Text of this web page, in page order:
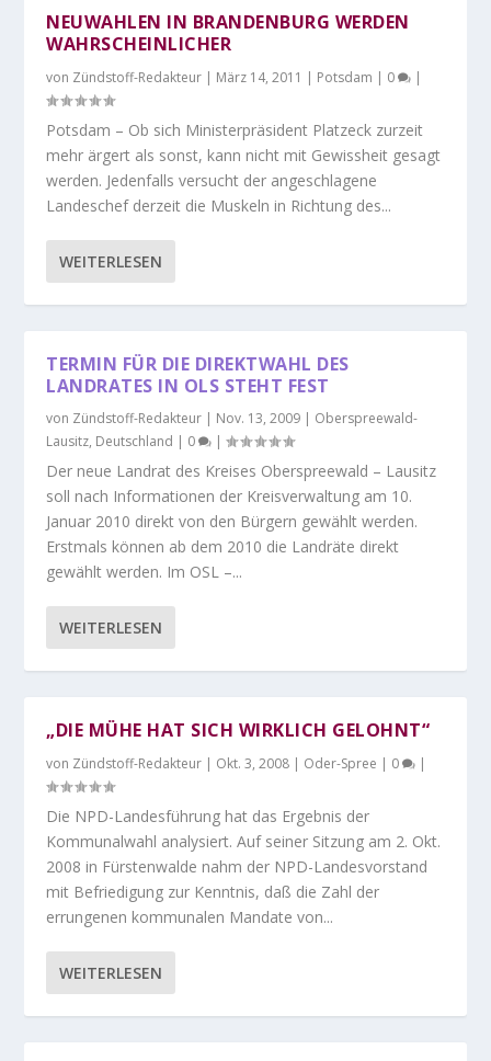
NEUWAHLEN IN BRANDENBURG WERDEN
WAHRSCHEINLICHER
von Zündstoff-Redakteur | März 14, 2011 | Potsdam | 0 |
Potsdam – Ob sich Ministerpräsident Platzeck zurzeit
mehr ärgert als sonst, kann nicht mit Gewissheit gesagt
werden. Jedenfalls versucht der angeschlagene
Landeschef derzeit die Muskeln in Richtung des...
WEITERLESEN
TERMIN FÜR DIE DIREKTWAHL DES
LANDRATES IN OLS STEHT FEST
von Zündstoff-Redakteur | Nov. 13, 2009 | Oberspreewald-
Lausitz, Deutschland | 0 |
Der neue Landrat des Kreises Oberspreewald – Lausitz
soll nach Informationen der Kreisverwaltung am 10.
Januar 2010 direkt von den Bürgern gewählt werden.
Erstmals können ab dem 2010 die Landräte direkt
gewählt werden. Im OSL –...
WEITERLESEN
„DIE MÜHE HAT SICH WIRKLICH GELOHNT“
von Zündstoff-Redakteur | Okt. 3, 2008 | Oder-Spree | 0 |
Die NPD-Landesführung hat das Ergebnis der
Kommunalwahl analysiert. Auf seiner Sitzung am 2. Okt.
2008 in Fürstenwalde nahm der NPD-Landesvorstand
mit Befriedigung zur Kenntnis, daß die Zahl der
errungenen kommunalen Mandate von...
WEITERLESEN